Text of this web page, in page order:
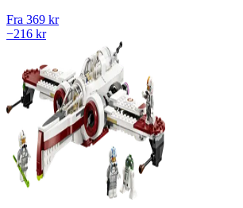
Fra 369 kr
−216 kr